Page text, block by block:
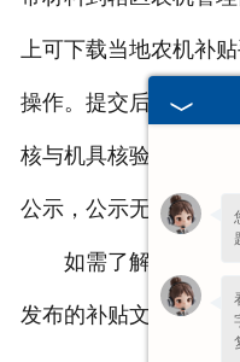
上可下载当地农机补
操作。提交后，相关
核与机具核验，审核
公示，公示无异议即
如需了解具体政策
发布的补贴文件，或